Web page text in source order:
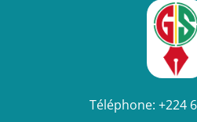
Téléphone: +224